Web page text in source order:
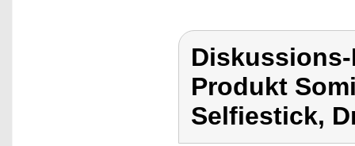
Produkt
Selfiestick,